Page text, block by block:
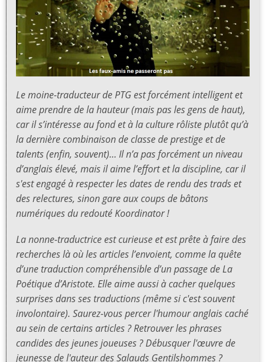
Le moine-traducteur de PTG est forcément intelligent et
aime prendre de la hauteur (mais pas les gens de haut),
car il s’intéresse au fond et à la culture rôliste plutôt qu’à
la dernière combinaison de classe de prestige et de
talents (enfin, souvent)… Il n’a pas forcément un niveau
d’anglais élevé, mais il aime l’effort et la discipline, car il
s'est engagé à respecter les dates de rendu des trads et
des relectures, sinon gare aux coups de bâtons
numériques du redouté Koordinator !
La nonne-traductrice est curieuse et est prête à faire des
recherches là où les articles l’envoient, comme la quête
d’une traduction compréhensible d’un passage deLa
Poétiqued’Aristote. Elle aime aussi à cacher quelques
surprises dans ses traductions (même si c'est souvent
involontaire). Saurez-vous percer l'humour anglais caché
au sein de certains articles ? Retrouver les phrases
candides des jeunes joueuses ? Débusquer l'œuvre de
jeunesse de l'auteur desSalauds Gentilshommes ?